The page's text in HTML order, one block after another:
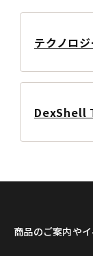
テクノロジ
DexShell
商品のご案内や